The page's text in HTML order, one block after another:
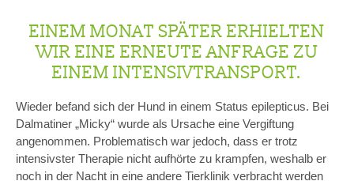
EINEM MONAT SPÄTER ERHIELTEN
WIR EINE ERNEUTE ANFRAGE ZU
EINEM INTENSIVTRANSPORT.
Wieder befand sich der Hund in einem Status epilepticus. Bei
Dalmatiner „Micky“ wurde als Ursache eine Vergiftung
angenommen. Problematisch war jedoch, dass er trotz
intensivster Therapie nicht aufhörte zu krampfen, weshalb er
noch in der Nacht in eine andere Tierklinik verbracht werden